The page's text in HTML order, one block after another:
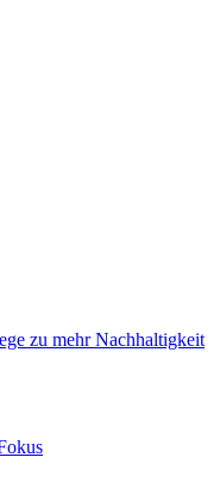
zu mehr Nachhaltigkeit